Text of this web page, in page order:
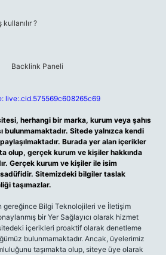
?
live:.cid.575569c608265c69
herhangi bir marka, kurum veya şahıs
bulunmamaktadır. Sitede yalnızca kendi
paylaşılmaktadır. Burada yer alan içerikler
olup, gerçek kurum ve kişiler hakkında
Gerçek kurum ve kişiler ile isim
Sitemizdeki bilgiler taslak
taşımazlar.
gereğince Bilgi Teknolojileri ve İletişim
bir Yer Sağlayıcı olarak hizmet
içerikleri proaktif olarak denetleme
bulunmamaktadır. Ancak, üyelerimiz
taşımakta olup, siteye üye olarak